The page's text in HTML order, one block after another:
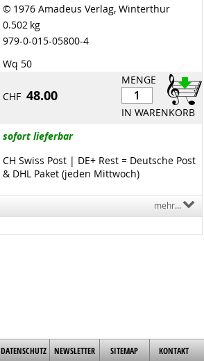
© 1976 Amadeus Verlag, Winterthur
0.502 kg
979-0-015-05800-4
Wq 50
MENGE
IN WARENKORB
CHF48.00
sofort lieferbar
CH Swiss Post | DE+ Rest = Deutsche Post
& DHL Paket (jeden Mittwoch)
mehr...
DATENSCHUTZ NEWSLETTER SITEMAP KONTAKT